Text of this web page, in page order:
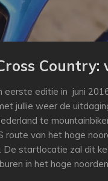
eerste editie in juni
jullie weer de
te
van het hoge
De startlocatie zal dit
in het hoge